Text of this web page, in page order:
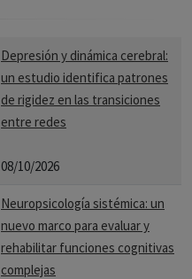
Depresión y dinámica cerebral:
un estudio identifica patrones
de rigidez en las transiciones
entre redes
08/10/2026
Neuropsicología sistémica: un
nuevo marco para evaluar y
rehabilitar funciones cognitivas
complejas